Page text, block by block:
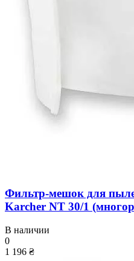
Фильтр-мешок для
Karcher NT 30/1
В наличии
0
1 196 ₴